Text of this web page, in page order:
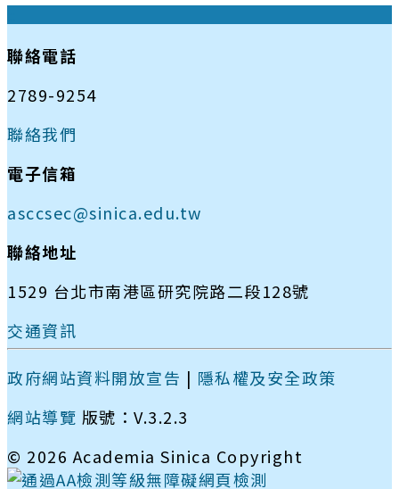
聯絡電話
2789-9254
聯絡我們
電子信箱
asccsec@sinica.edu.tw
聯絡地址
1529 台北市南港區研究院路二段128號
交通資訊
政府網站資料開放宣告 | 隱私權及安全政策
網站導覽 版號：V.3.2.3
© 2026 Academia Sinica Copyright